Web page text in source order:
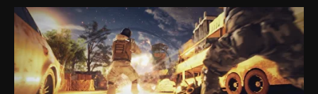
©2017-2026 ANVIO LLC | TODOS LOS DERECHOS
RESERVADOS | ANVIO.COM